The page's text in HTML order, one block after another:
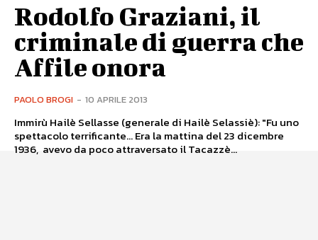
Rodolfo Graziani, il
criminale di guerra che
Affile onora
PAOLO BROGI - 10 APRILE 2013
Immirù Hailè Sellasse (generale di Hailè Selassiè): "Fu uno
spettacolo terrificante... Era la mattina del 23 dicembre
1936, avevo da poco attraversato il Tacazzè...